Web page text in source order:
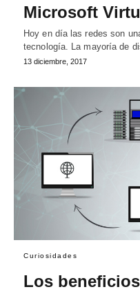
Microsoft
Hoy en día las redes son
tecnología. La mayoría de
13 diciembre, 2017
Curiosidades
Los